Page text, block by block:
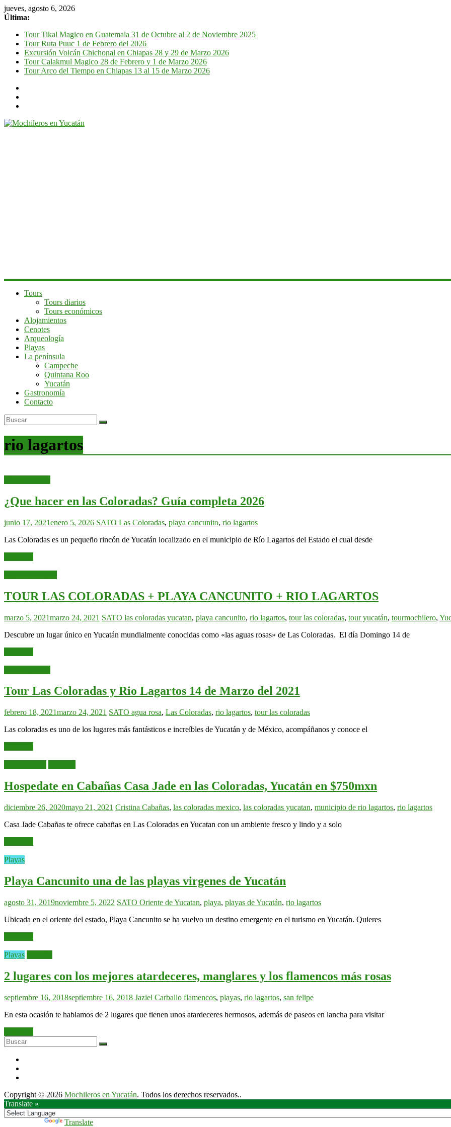
jueves, agosto 6, 2026
Última:
Tour Tikal Magico en Guatemala 31 de Octubre al 2 de Noviembre 2025
Tour Ruta Puuc 1 de Febrero del 2026
Excursión Volcán Chichonal en Chiapas 28 y 29 de Marzo 2026
Tour Calakmul Magico 28 de Febrero y 1 de Marzo 2026
Tour Arco del Tiempo en Chiapas 13 al 15 de Marzo 2026
Tours
Tours diarios
Tours económicos
Alojamientos
Cenotes
Arqueología
Playas
La península
Campeche
Quintana Roo
Yucatán
Gastronomía
Contacto
rio lagartos
¿Que hacer en las Coloradas? Guía completa 2026
junio 17, 2021enero 5, 2026 SATO Las Coloradas, playa cancunito, rio lagartos
Las Coloradas es un pequeño rincón de Yucatán localizado en el municipio de Río Lagartos del Estado el cual desde
TOUR LAS COLORADAS + PLAYA CANCUNITO + RIO LAGARTOS
marzo 5, 2021marzo 24, 2021 SATO las coloradas yucatan, playa cancunito, rio lagartos, tour las coloradas, tour yucatán, tourmochilero,
Descubre un lugar único en Yucatán mundialmente conocidas como «las aguas rosas» de Las Coloradas. El día Domingo 14 de
Tour Las Coloradas y Rio Lagartos 14 de Marzo del 2021
febrero 18, 2021marzo 24, 2021 SATO agua rosa, Las Coloradas, rio lagartos, tour las coloradas
Las coloradas es uno de los lugares más fantásticos e increíbles de Yucatán y de México, acompáñanos y conoce el
Hospedate en Cabañas Casa Jade en las Coloradas, Yucatán en $750mxn
diciembre 26, 2020mayo 21, 2021 Cristina Cabañas, las coloradas mexico, las coloradas yucatan, municipio de rio lagartos, rio lagartos
Casa Jade Cabañas te ofrece cabañas en Las Coloradas en Yucatan con un ambiente fresco y lindo y a solo
Playas
Playa Cancunito una de las playas virgenes de Yucatán
agosto 31, 2019noviembre 5, 2022 SATO Oriente de Yucatan, playa, playas de Yucatán, rio lagartos
Ubicada en el oriente del estado, Playa Cancunito se ha vuelvo un destino emergente en el turismo en Yucatán. Quieres
Playas
2 lugares con los mejores atardeceres, manglares y los flamencos más rosas
septiembre 16, 2018septiembre 16, 2018 Jaziel Carballo flamencos, playas, rio lagartos, san felipe
En esta ocasión te hablamos de 2 lugares que tienen unos atardeceres hermosos, además de paseos en lancha para visitar
Copyright © 2026 Mochileros en Yucatán. Todos los derechos reservados..
Translate »
Translate